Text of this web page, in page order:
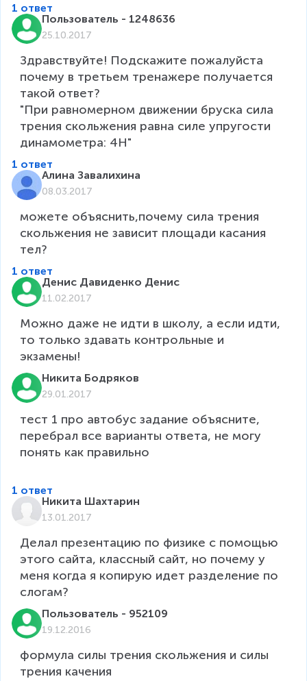
1 ответ
Пользователь - 1248636
25.10.2017
Здравствуйте! Подскажите пожалуйста
почему в третьем тренажере получается
такой ответ?
"При равномерном движении бруска сила
трения скольжения равна силе упругости
динамометра: 4Н"
1 ответ
Алина Завалихина
08.03.2017
можете объяснить,почему сила трения
скольжения не зависит площади касания
тел?
1 ответ
Денис Давиденко Денис
11.02.2017
Можно даже не идти в школу, а если идти,
то только здавать контрольные и
экзамены!
Никита Бодряков
29.01.2017
тест 1 про автобус задание объясните,
перебрал все варианты ответа, не могу
понять как правильно
1 ответ
Никита Шахтарин
13.01.2017
Делал презентацию по физике с помощью
этого сайта, классный сайт, но почему у
меня когда я копирую идет разделение по
Пользователь - 952109
19.12.2016
формула силы трения скольжения и силы